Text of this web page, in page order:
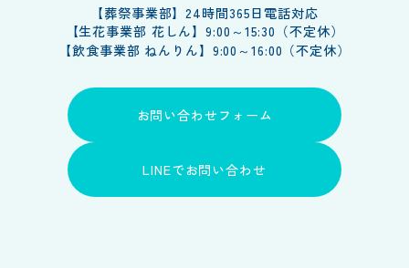
【葬祭事業部】24時間365日電話対応
【生花事業部 花しん】9:00～15:30（不定休）
【飲食事業部 ねんりん】9:00～16:00（不定休）
お問い合わせフォーム
お問い合わせフォーム
LINEでお問い合わせ